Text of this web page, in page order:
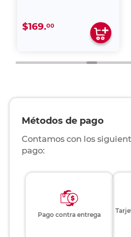
$169.00
Métodos de pago
Contamos con los
pago:
Pago contra entrega